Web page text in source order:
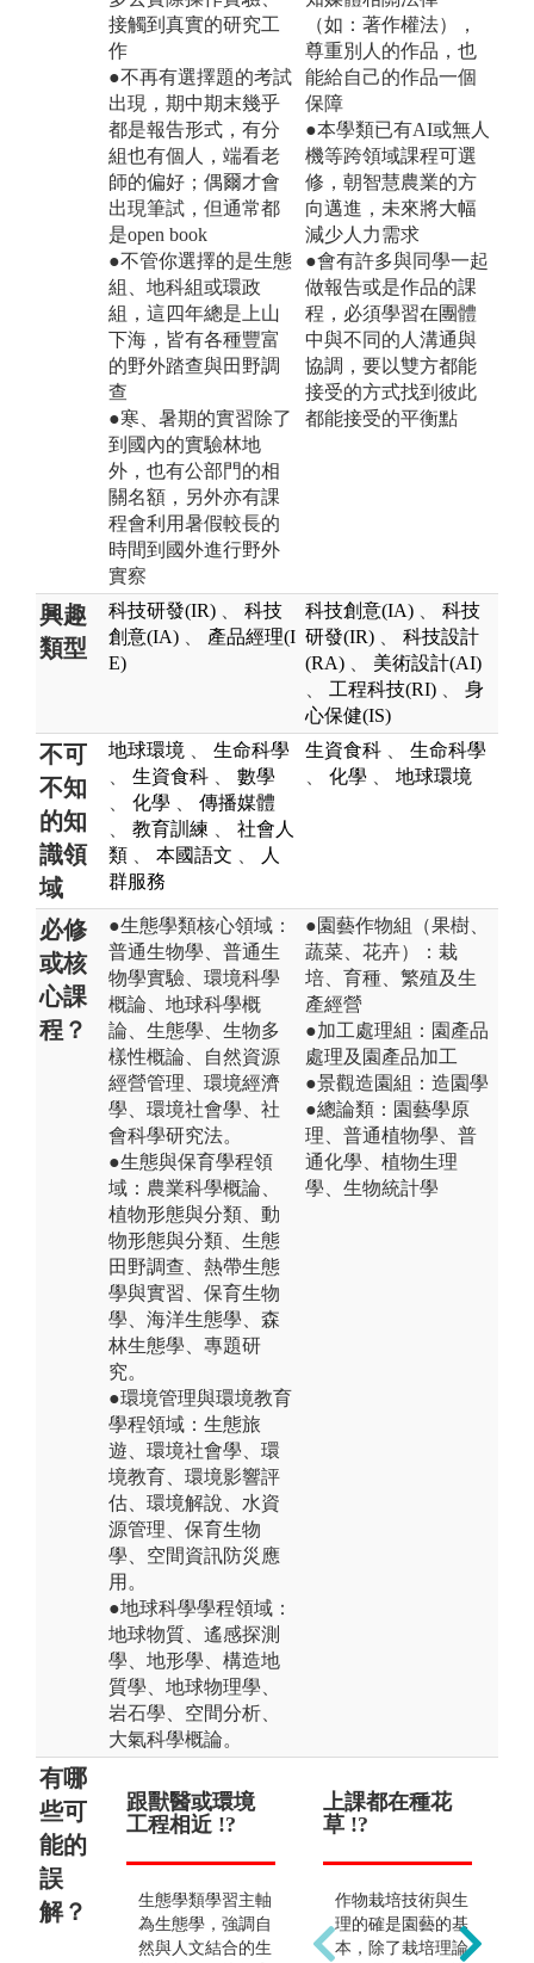
接觸到真實的研究工
作
●不再有選擇題的考試
出現，期中期末幾乎
都是報告形式，有分
組也有個人，端看老
師的偏好；偶爾才會
出現筆試，但通常都
是open book
●不管你選擇的是生態
組、地科組或環政
組，這四年總是上山
下海，皆有各種豐富
的野外踏查與田野調
查
●寒、暑期的實習除了
到國內的實驗林地
外，也有公部門的相
關名額，另外亦有課
程會利用暑假較長的
時間到國外進行野外
實察
（如：著作權法），
尊重別人的作品，也
能給自己的作品一個
保障
●本學類已有AI或無人
機等跨領域課程可選
修，朝智慧農業的方
向邁進，未來將大幅
減少人力需求
●會有許多與同學一起
做報告或是作品的課
程，必須學習在團體
中與不同的人溝通與
協調，要以雙方都能
接受的方式找到彼此
都能接受的平衡點
興趣
類型
科技研發(IR)
科技
創意(IA)
產品經理(I
E)
科技創意(IA)
科技
研發(IR)
科技設計
(RA)
美術設計(AI)
工程科技(RI)
身
心保健(IS)
不可
不知
的知
識領
域
地球環境
生命科學
生資食科
數學
化學
傳播媒體
教育訓練
社會人
類
本國語文
人
群服務
生資食科
生命科學
化學 地球環境
必修
或核
心課
程？
●生態學類核心領域：
普通生物學、普通生
物學實驗、環境科學
概論、地球科學概
論、生態學、生物多
樣性概論、自然資源
經營管理、環境經濟
學、環境社會學、社
會科學研究法。
●生態與保育學程領
域：農業科學概論、
植物形態與分類、動
物形態與分類、生態
田野調查、熱帶生態
學與實習、保育生物
學、海洋生態學、森
林生態學、專題研
究。
●環境管理與環境教育
學程領域：生態旅
遊、環境社會學、環
境教育、環境影響評
估、環境解說、水資
源管理、保育生物
學、空間資訊防災應
用。
●地球科學學程領域：
地球物質、遙感探測
學、地形學、構造地
質學、地球物理學、
岩石學、空間分析、
大氣科學概論。
●園藝作物組（果樹、
蔬菜、花卉）：栽
培、育種、繁殖及生
產經營
●加工處理組：園產品
處理及園產品加工
●景觀造園組：造園學
●總論類：園藝學原
理、普通植物學、普
通化學、植物生理
學、生物統計學
有哪
些可
能的
誤
解？
跟獸醫或環境
工程相近 !?
生態學類學習主軸
為生態學，強調自
然與人文結合的生
前途堪憂 !?
學類最大的誤解。
事實上，社會需要
許多具有生態背景
上課都在種花
草 !?
作物栽培技術與生
理的確是園藝的基
本，除了栽培理論